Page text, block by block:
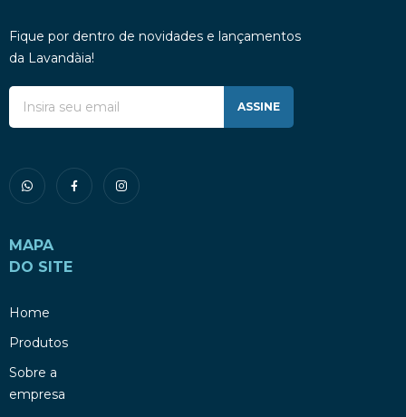
Fique por dentro de novidades e lançamentos
da Lavandàia!
ASSINE
MAPA
DO SITE
Home
Produtos
Sobre a
empresa